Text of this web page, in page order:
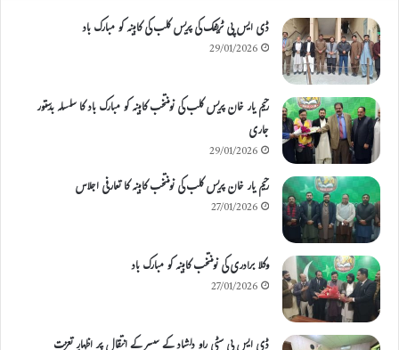
ڈی ایس پی ٹریفک کی پریس کلب کی کابینہ کو مبارک باد
29/01/2026
رحیم یار خان پریس کلب کی نومنتخب کابینہ کو مبارک باد کا سلسلہ بدستور
جاری
29/01/2026
رحیم یار خان پریس کلب کی نومنتخب کابینہ کا تعارفی اجلاس
27/01/2026
وکلا برادری کی نومنتخب کابینہ کو مبارک باد
27/01/2026